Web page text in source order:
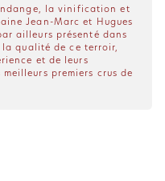
la vinification et
Jean-Marc et Hugues
ailleurs présenté dans
la qualité de ce terroir,
et de leurs
premiers crus de